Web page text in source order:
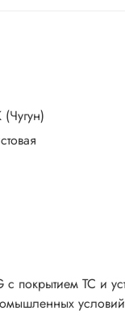
(Чугун)
с покрытием TC и